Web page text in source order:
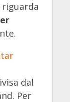
riguarda
dal
Per